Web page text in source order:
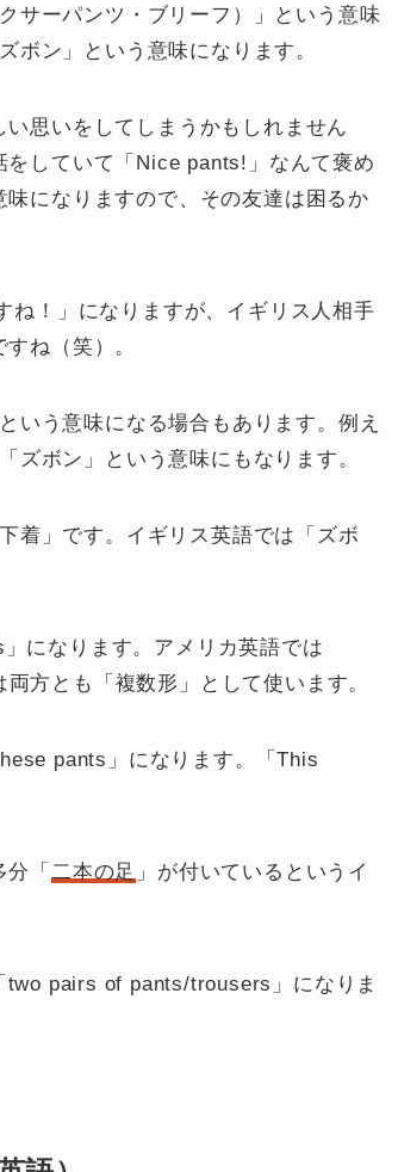
サーパンツ・ブリーフ）
」という意味
ボン 」という意味になります。
思いをしてしまうかもしれません
していて「 Nice pants! 」なんて褒め
味になりますので、その友達は困るか
ね！
」になりますが、イギリス人相手
ね（笑）。
いう意味になる場合もあります。例え
ズボン」という意味にもなります。
着」です。イギリス英語では「 ズボ
になります。アメリカ英語では
方とも「 複数形 」として使います。
pants 」になります。「This
「 二本の足 」が付いているというイ
two pairs of pants/trousers 」になりま